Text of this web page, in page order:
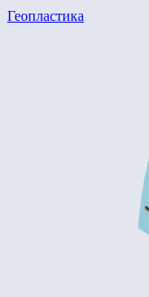
Геопластика